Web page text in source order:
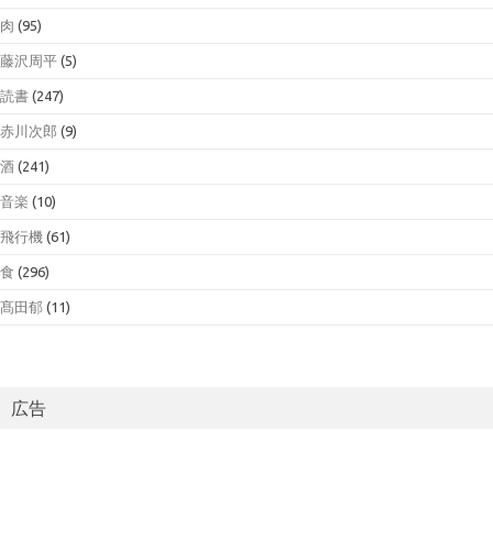
肉 (95)
藤沢周平 (5)
読書 (247)
赤川次郎 (9)
酒 (241)
音楽 (10)
飛行機 (61)
食 (296)
髙田郁 (11)
広告